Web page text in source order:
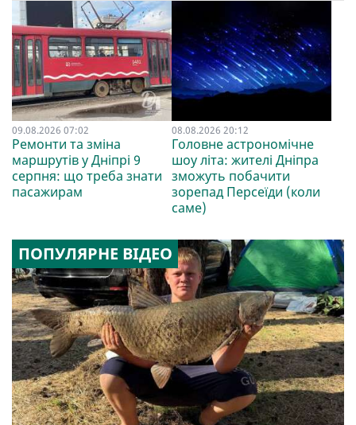
09.08.2026 07:02
Ремонти та зміна
маршрутів у Дніпрі 9
серпня: що треба знати
пасажирам
08.08.2026 20:12
Головне астрономічне
шоу літа: жителі Дніпра
зможуть побачити
зорепад Персеїди (коли
саме)
ПОПУЛЯРНЕ ВІДЕО